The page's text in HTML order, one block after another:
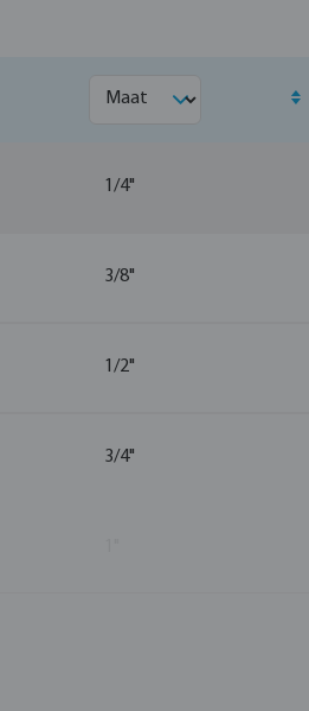
1/4"
3/8"
1/2"
3/4"